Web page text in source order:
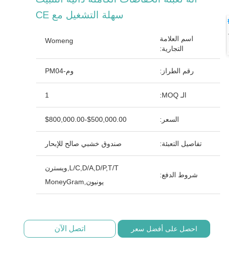
سهلة التشغيل مع CE
اسم العلامة
التجارية:
Womeng
رقم الطراز: وم-PM04
الـ MOQ: 1
السعر: $500,000.00-$800,000.00
تفاصيل التعبئة: صندوق خشبي صالح للإبحار
شروط الدفع:
L/C,D/A,D/P,T/T,ويسترن
يونيون,MoneyGram
احصل على أفضل سعر اتصل الآن